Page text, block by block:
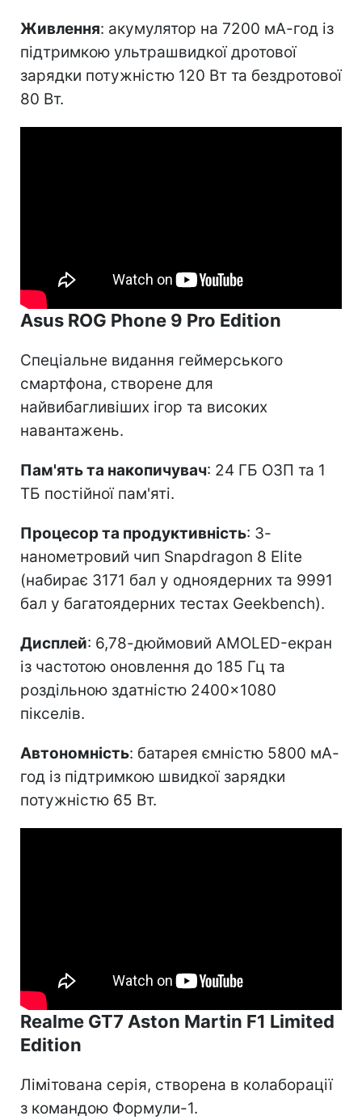
Живлення: акумулятор на 7200 мА-год із
підтримкою ультрашвидкої дротової
зарядки потужністю 120 Вт та бездротової
80 Вт.
Asus ROG Phone 9 Pro Edition
Спеціальне видання геймерського
смартфона, створене для
найвибагливіших ігор та високих
навантажень.
Пам'ять та накопичувач: 24 ГБ ОЗП та 1
ТБ постійної пам'яті.
Процесор та продуктивність: 3-
нанометровий чип Snapdragon 8 Elite
(набирає 3171 бал у одноядерних та 9991
бал у багатоядерних тестах Geekbench).
Дисплей: 6,78-дюймовий AMOLED-екран
із частотою оновлення до 185 Гц та
роздільною здатністю 2400×1080
пікселів.
Автономність: батарея ємністю 5800 мА-
год із підтримкою швидкої зарядки
потужністю 65 Вт.
Realme GT7 Aston Martin F1 Limited
Edition
Лімітована серія, створена в колаборації
з командою Формули-1.